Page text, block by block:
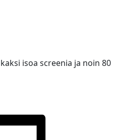
isoa screenia ja noin 80